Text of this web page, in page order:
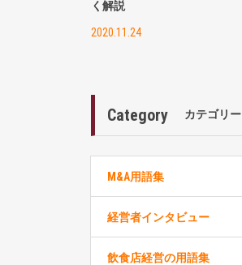
く解説
2020.11.24
Category カテゴリー
M&A用語集
経営者インタビュー
飲食店経営の用語集